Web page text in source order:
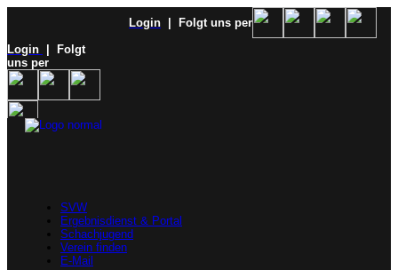
Login
| Folgt uns per
Login
| Folgt
uns per
SVW
Ergebnisdienst & Portal
Schachjugend
Verein finden
E-Mail